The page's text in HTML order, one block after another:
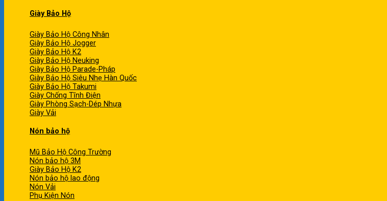
Giày Bảo Hộ
Giày Bảo Hộ Công Nhân
Giày Bảo Hộ Jogger
Giày Bảo Hộ K2
Giày Bảo Hộ Neuking
Giày Bảo Hộ Parade-Pháp
Giày Bảo Hộ Siêu Nhẹ Hàn Quốc
Giày Bảo Hộ Takumi
Giày Chống Tĩnh Điện
Giày Phòng Sạch-Dép Nhựa
Giày Vải
Nón bảo hộ
Mũ Bảo Hộ Công Trường
Nón bảo hộ 3M
Giày Bảo Hộ K2
Nón bảo hộ lao động
Nón Vải
Phụ Kiện Nón